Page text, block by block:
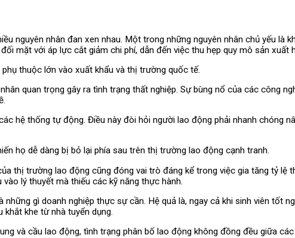
nguyên nhân đan xen nhau. Một trong những nguyên nhân chủ yếu là
mặt với áp lực cắt giảm chi phí, dẫn đến việc thu hẹp quy mô sản xuất
thuộc lớn vào xuất khẩu và thị trường quốc tế.
quan trọng gây ra tình trạng thất nghiệp. Sự bùng nổ của các công
hệ thống tự động. Điều này đòi hỏi người lao động phải nhanh chóng
họ dễ dàng bị bỏ lại phía sau trên thị trường lao động cạnh tranh.
thị trường lao động cũng đóng vai trò đáng kể trong việc gia tăng tỷ lệ
lý thuyết mà thiếu các kỹ năng thực hành.
gì doanh nghiệp thực sự cần. Hệ quả là, ngay cả khi sinh viên tốt
khe từ nhà tuyển dụng.
và cầu lao động, tình trạng phân bố lao động không đồng đều giữa